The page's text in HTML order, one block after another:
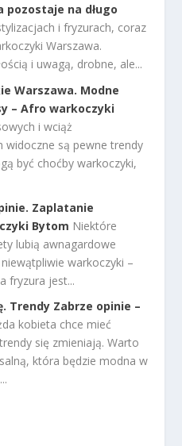
na długo
i fryzurach, coraz
Warszawa.
i uwagą, drobne, ale...
Warszawa. Modne
– Afro warkoczyki
i wciąż
widoczne są pewne trendy
być choćby warkoczyki,
Zaplatanie
Bytom Niektóre
lubią awnagardowe
warkoczyki –
fryzura jest...
Trendy Zabrze opinie –
kobieta chce mieć
się zmieniają. Warto
która będzie modna w